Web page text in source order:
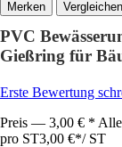
Vergleichen
PVC
Gießring für
Erste Bewertung
Preis — 3,00 € * Alle
pro ST3,00 €*/ ST